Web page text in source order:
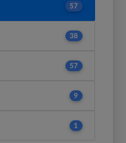
57
38
57
9
1